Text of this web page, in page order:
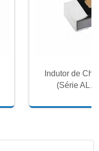
Indutor de
(Série AL